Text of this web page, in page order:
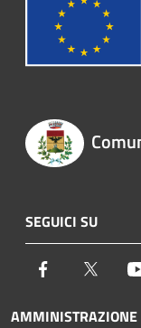
SEGUICI SU
Facebook
AMMINISTRAZIONE